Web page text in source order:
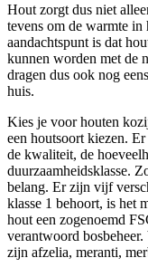
Hout zorgt dus niet
tevens om de warmte in
aandachtspunt is dat
kunnen worden met de
dragen dus ook nog
huis.
Kies je voor houten
een houtsoort kiezen.
de kwaliteit, de
duurzaamheidsklasse.
belang. Er zijn vijf
klasse 1 behoort, is het
hout een zogenoemd
verantwoord
zijn afzelia, meranti,